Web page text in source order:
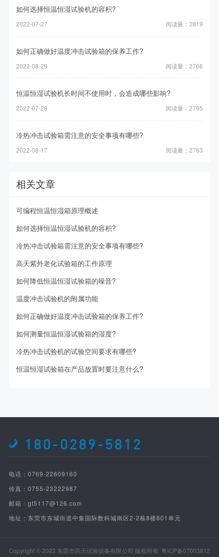
如何选择恒温恒湿试验机的容积?
2022-07-27 阅读量：2819
如何正确做好温度冲击试验箱的保养工作?
2022-08-29 阅读量：2766
恒温恒湿试验机长时间不使用时，会造成哪些影响?
2022-07-28 阅读量：2765
冷热冲击试验箱需注意的安全事项有哪些?
2022-08-17 阅读量：2763
相关文章
可编程恒温恒湿箱原理概述
如何选择恒温恒湿试验机的容积?
冷热冲击试验箱需注意的安全事项有哪些?
高天紫外老化试验箱的工作原理
如何降低恒温恒湿试验箱的噪音?
温度冲击试验机的附属功能
如何正确做好温度冲击试验箱的保养工作?
如何测量恒温恒湿试验箱的湿度?
冷热冲击试验机的试验空间要求有哪些?
恒温恒湿试验箱在产品放置时要注意什么?
180-0289-5812
电话：0769-22609160
传真：0755-23222987
邮箱：gt5117@126.com
地址：东莞市东城街道中集国际数科城南区2-2栋8楼801单元
Copyright © 2022 东莞市高天试验设备有限公司 版权所有 粤ICP备07003812